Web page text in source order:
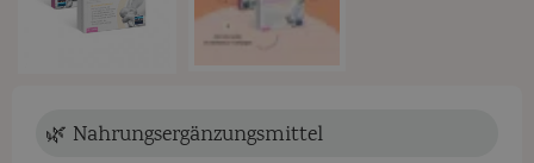
🌿 Nahrungsergänzungsmittel